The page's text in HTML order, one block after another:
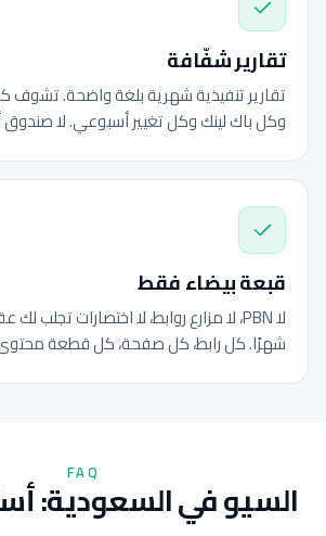
تقارير شفّافة
تقارير تنفيذية شهرية بلغة واضحة. تشوف
وكل باك لينك وكل تغيير أسبوعي. لا
قبعة بيضاء فقط
شهرًا. كل رابط، كل صفحة، كل قطعة محتوى
FAQ
السيو في السعودية: